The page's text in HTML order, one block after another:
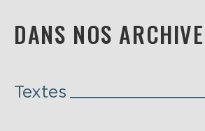
DANS NOS
Textes